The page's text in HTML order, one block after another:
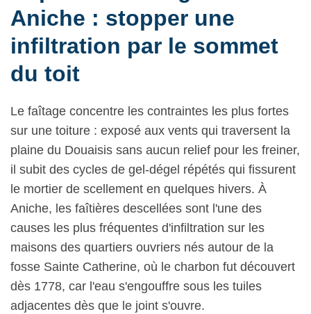
Aniche : stopper une
infiltration par le sommet
du toit
Le faîtage concentre les contraintes les plus fortes
sur une toiture : exposé aux vents qui traversent la
plaine du Douaisis sans aucun relief pour les freiner,
il subit des cycles de gel-dégel répétés qui fissurent
le mortier de scellement en quelques hivers. À
Aniche, les faîtières descellées sont l'une des
causes les plus fréquentes d'infiltration sur les
maisons des quartiers ouvriers nés autour de la
fosse Sainte Catherine, où le charbon fut découvert
dès 1778, car l'eau s'engouffre sous les tuiles
adjacentes dès que le joint s'ouvre.